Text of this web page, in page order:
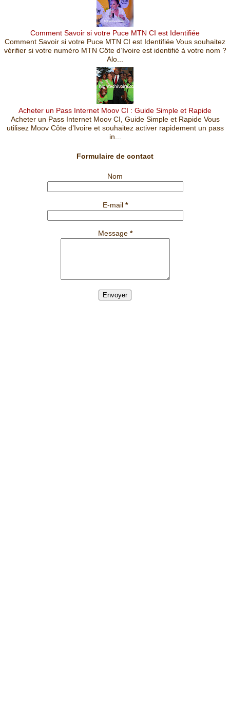
Comment Savoir si votre Puce MTN CI est Identifiée
Comment Savoir si votre Puce MTN CI est Identifiée Vous souhaitez
vérifier si votre numéro MTN Côte d’Ivoire est identifié à votre nom ?
Alo...
Acheter un Pass Internet Moov CI : Guide Simple et Rapide
Acheter un Pass Internet Moov CI, Guide Simple et Rapide Vous
utilisez Moov Côte d’Ivoire et souhaitez activer rapidement un pass
in...
Formulaire de contact
Nom
E-mail *
Message *